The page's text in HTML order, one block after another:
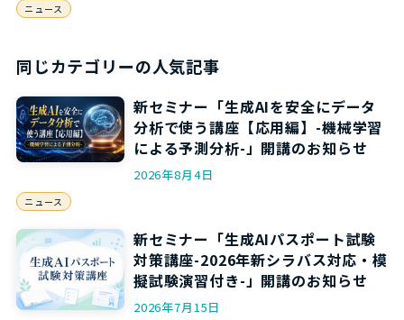
ニュース
同じカテゴリーの人気記事
新セミナー「生成AIを安全にデータ
分析で使う講座【応用編】-機械学習
による予測分析-」開講のお知らせ
2026年8月4日
ニュース
新セミナー「生成AIパスポート試験
対策講座-2026年新シラバス対応・模
擬試験演習付き-」開講のお知らせ
2026年7月15日